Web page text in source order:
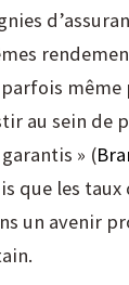
parfois même
au sein de
» (
que les
un avenir